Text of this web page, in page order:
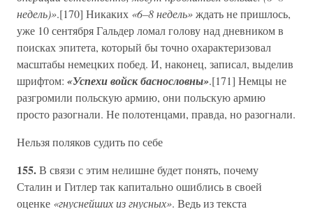
недель)».[170] Никаких «6–8 недель»ждать не пришлось,
уже 10 сентября Гальдер ломал голову над дневником в
поисках эпитета, который бы точно охарактеризовал
масштабы немецких побед. И, наконец, записал, выделив
шрифтом: «Успехи войск баснословны».[171] Немцы не
разгромили польскую армию, они польскую армию
просто разогнали. Не полотенцами, правда, но разогнали.
Нельзя поляков судить по себе
155.В связи с этим нелишне будет понять, почему
Сталин и Гитлер так капитально ошиблись в своей
оценке «гнуснейших из гнусных». Ведь из текста